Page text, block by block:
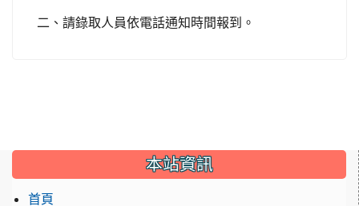
二、請錄取人員依電話通知時間報到。
::: 本站資訊
首頁